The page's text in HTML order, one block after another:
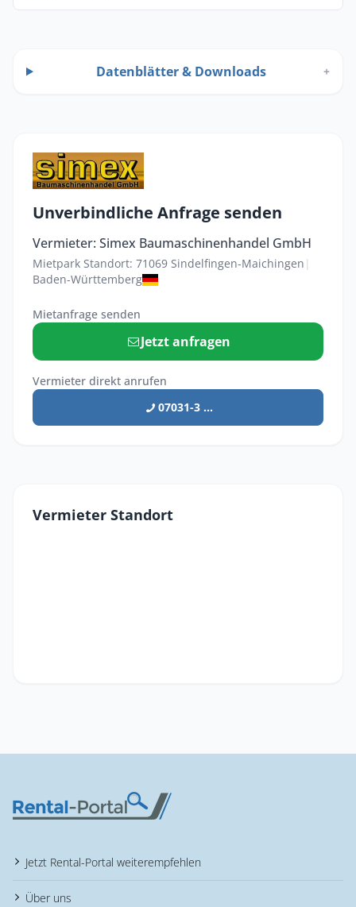
Datenblätter & Downloads +
Unverbindliche Anfrage senden
Vermieter: Simex Baumaschinenhandel GmbH
Mietpark Standort: 71069 Sindelfingen-Maichingen |
Baden-Württemberg
Mietanfrage senden
Jetzt anfragen
Vermieter direkt anrufen
07031-3 ...
Vermieter Standort
Jetzt Rental-Portal weiterempfehlen
Über uns